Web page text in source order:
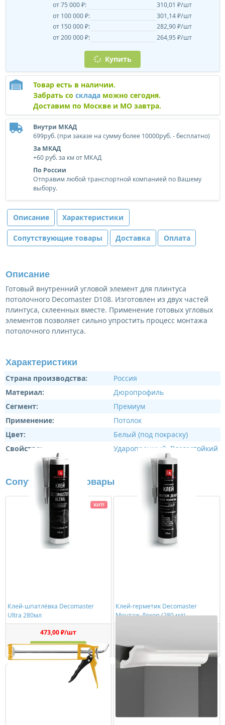
от 75 000 ₽:
310,01 ₽/шт
от 100 000 ₽:
301,14 ₽/шт
от 150 000 ₽:
282,90 ₽/шт
от 200 000 ₽:
264,95 ₽/шт
Купить
Товар есть в наличии.
Забрать со складаможно сегодня.
Доставим по Москве и МО завтра.
Внутри МКАД
699руб. (при заказе на сумму более 10000руб. - бесплатно)
За МКАД
+60 руб. за км от МКАД
По России
Отправим любой транспортной компанией по Вашему
выбору.
Описание Характеристики
Сопутствующие товары Доставка Оплата
Описание
Готовый внутренний угловой элемент для плинтуса
потолочного Decomaster D108. Изготовлен из двух частей
плинтуса, склеенных вместе. Применение готовых угловых
элементов позволяет сильно упростить процесс монтажа
потолочного плинтуса.
Характеристики
Страна производства:
Россия
Материал:
Дюропрофиль
Сегмент:
Премиум
Применение:
Потолок
Цвет:
Белый (под покраску)
Свойства:
Ударопрочный Влагостойкий
Сопутствующие товары
Клей-шпатлёвка Decomaster
Ultra 280мл
473,00 ₽/шт
Купить
ХИТ!
Клей-герметик Decomaster
Монтаж-Декор (280 мл)